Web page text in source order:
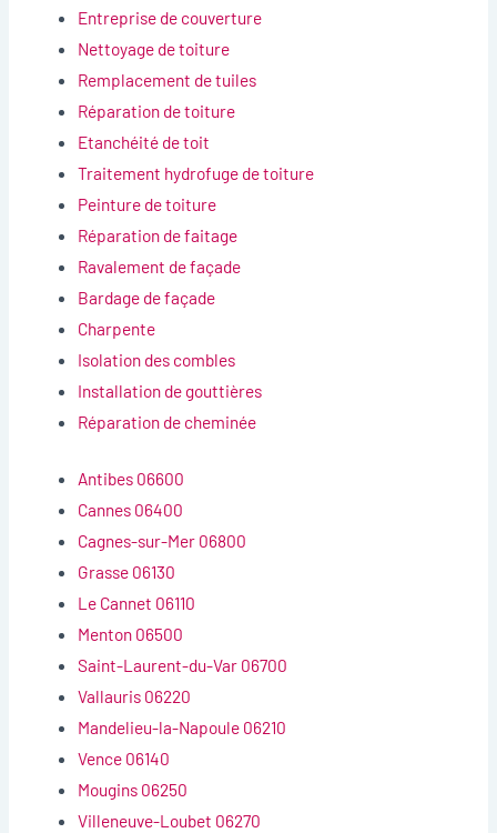
Entreprise de couverture
Nettoyage de toiture
Remplacement de tuiles
Réparation de toiture
Etanchéité de toit
Traitement hydrofuge de toiture
Peinture de toiture
Réparation de faitage
Ravalement de façade
Bardage de façade
Charpente
Isolation des combles
Installation de gouttières
Réparation de cheminée
Antibes 06600
Cannes 06400
Cagnes-sur-Mer 06800
Grasse 06130
Le Cannet 06110
Menton 06500
Saint-Laurent-du-Var 06700
Vallauris 06220
Mandelieu-la-Napoule 06210
Vence 06140
Mougins 06250
Villeneuve-Loubet 06270